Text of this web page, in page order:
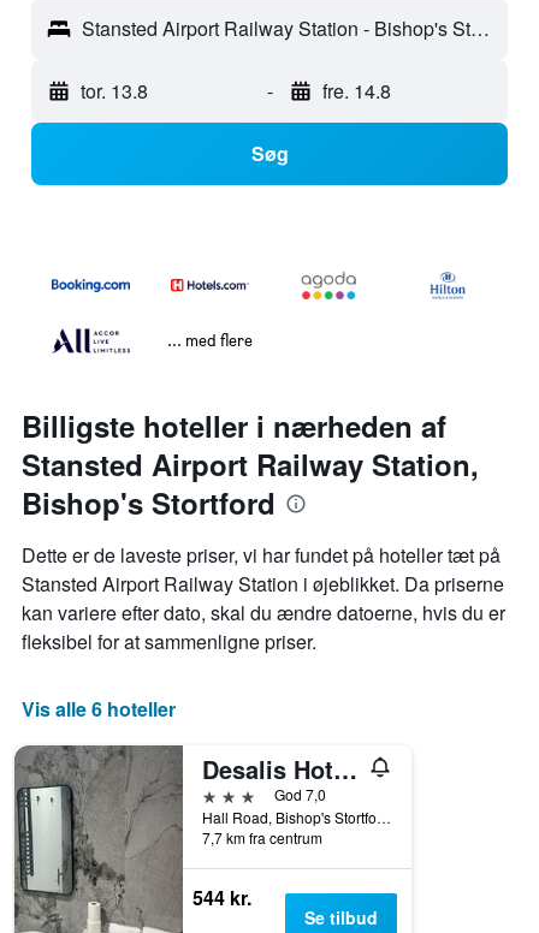
Stansted Airport Railway Station - Bishop's Stortford, England, Storbritannien
tor. 13.8 - fre. 14.8
Søg
... med flere
Billigste hoteller i nærheden af
Stansted Airport Railway Station,
Bishop's Stortford
Dette er de laveste priser, vi har fundet på hoteller tæt på
Stansted Airport Railway Station i øjeblikket. Da priserne
kan variere efter dato, skal du ændre datoerne, hvis du er
fleksibel for at sammenligne priser.
Vis alle 6 hoteller
Desalis Hotel London Stansted
3 stjernerGod 7,0
Hall Road, Bishop's Stortford, Storbritannien
7,7 km fra centrum
544 kr.
Se tilbud